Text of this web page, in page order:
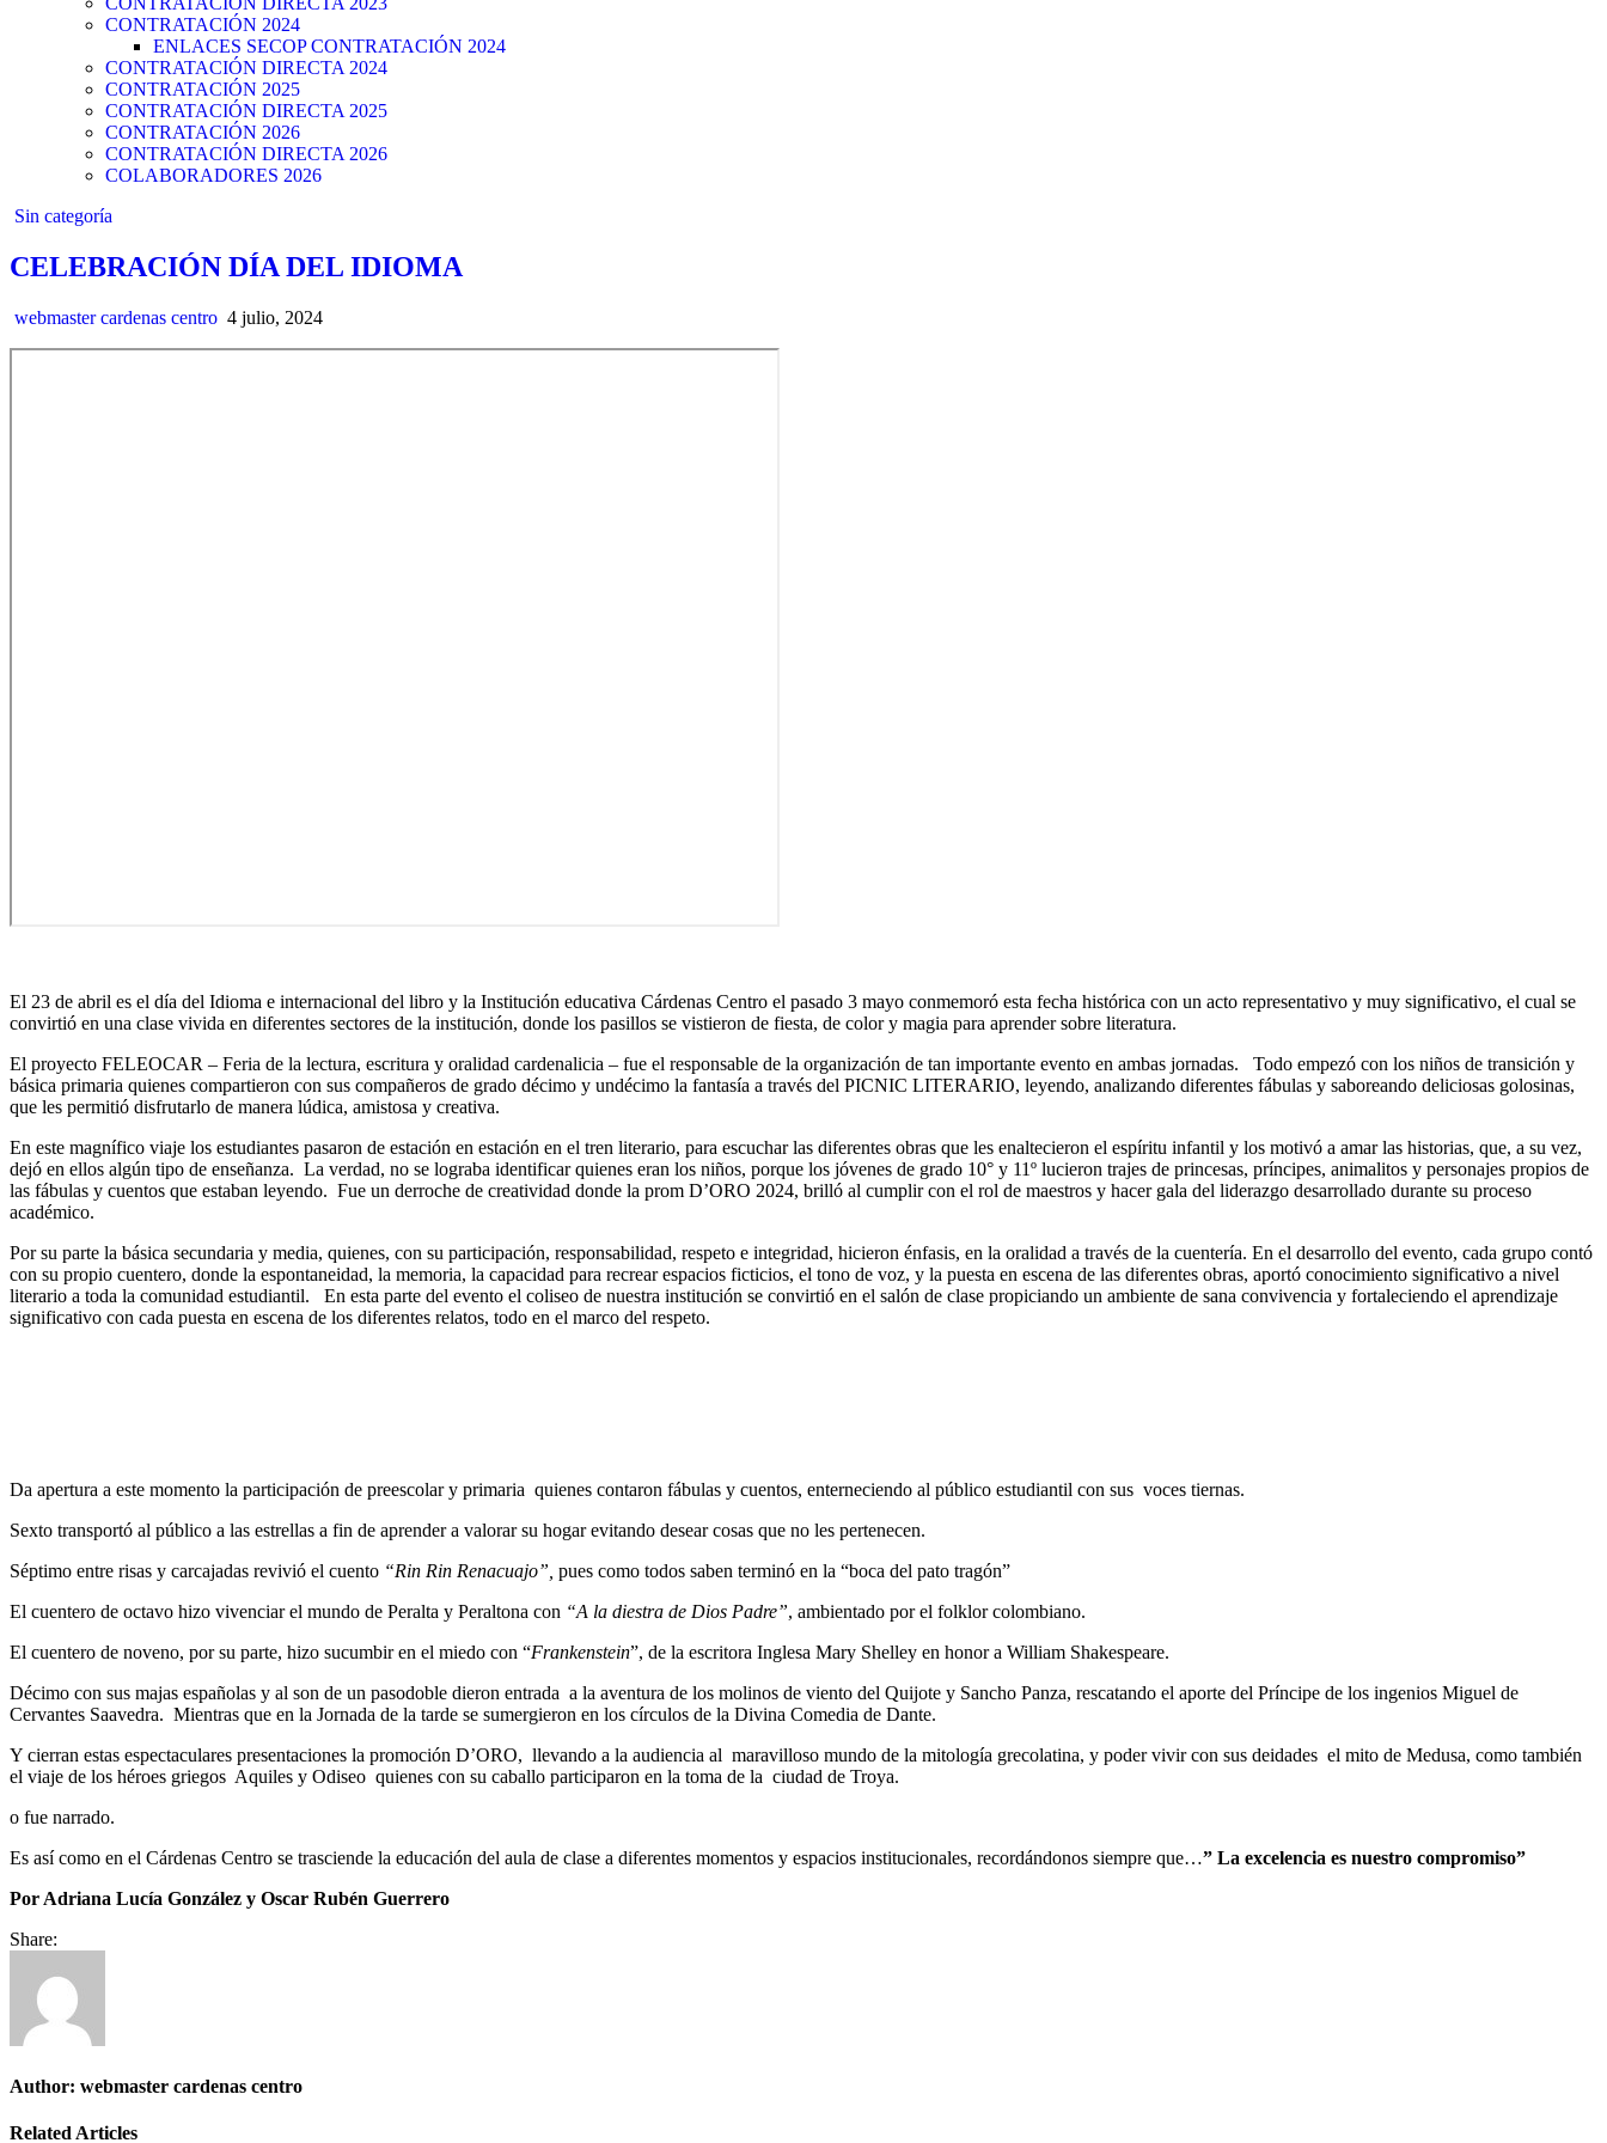
CONTRATACIÓN 2024
ENLACES SECOP CONTRATACIÓN 2024
CONTRATACIÓN DIRECTA 2024
CONTRATACIÓN 2025
CONTRATACIÓN DIRECTA 2025
CONTRATACIÓN 2026
CONTRATACIÓN DIRECTA 2026
COLABORADORES 2026
Posted
Sin categoría
CELEBRACIÓN DÍA DEL IDIOMA
webmaster cardenas centro 4 julio, 2024
El 23 de abril es el día del Idioma e internacional del libro y la Institución educativa Cárdenas Centro el pasado 3 mayo conmemoró esta fecha histórica con un acto representativo y muy significativo, el cual se
convirtió en una clase vivida en diferentes sectores de la institución, donde los pasillos se vistieron de fiesta, de color y magia para aprender sobre literatura.
El proyecto FELEOCAR – Feria de la lectura, escritura y oralidad cardenalicia – fue el responsable de la organización de tan importante evento en ambas jornadas. Todo empezó con los niños de transición y
básica primaria quienes compartieron con sus compañeros de grado décimo y undécimo la fantasía a través del PICNIC LITERARIO, leyendo, analizando diferentes fábulas y saboreando deliciosas golosinas,
que les permitió disfrutarlo de manera lúdica, amistosa y creativa.
En este magnífico viaje los estudiantes pasaron de estación en estación en el tren literario, para escuchar las diferentes obras que les enaltecieron el espíritu infantil y los motivó a amar las historias, que, a su vez,
dejó en ellos algún tipo de enseñanza. La verdad, no se lograba identificar quienes eran los niños, porque los jóvenes de grado 10° y 11º lucieron trajes de princesas, príncipes, animalitos y personajes propios de
las fábulas y cuentos que estaban leyendo. Fue un derroche de creatividad donde la prom D’ORO 2024, brilló al cumplir con el rol de maestros y hacer gala del liderazgo desarrollado durante su proceso
académico.
Por su parte la básica secundaria y media, quienes, con su participación, responsabilidad, respeto e integridad, hicieron énfasis, en la oralidad a través de la cuentería. En el desarrollo del evento, cada grupo contó
con su propio cuentero, donde la espontaneidad, la memoria, la capacidad para recrear espacios ficticios, el tono de voz, y la puesta en escena de las diferentes obras, aportó conocimiento significativo a nivel
literario a toda la comunidad estudiantil. En esta parte del evento el coliseo de nuestra institución se convirtió en el salón de clase propiciando un ambiente de sana convivencia y fortaleciendo el aprendizaje
significativo con cada puesta en escena de los diferentes relatos, todo en el marco del respeto.
Da apertura a este momento la participación de preescolar y primaria quienes contaron fábulas y cuentos, enterneciendo al público estudiantil con sus voces tiernas.
Sexto transportó al público a las estrellas a fin de aprender a valorar su hogar evitando desear cosas que no les pertenecen.
Séptimo entre risas y carcajadas revivió el cuento “Rin Rin Renacuajo”, pues como todos saben terminó en la “boca del pato tragón”
El cuentero de octavo hizo vivenciar el mundo de Peralta y Peraltona con “A la diestra de Dios Padre”, ambientado por el folklor colombiano.
El cuentero de noveno, por su parte, hizo sucumbir en el miedo con “Frankenstein”, de la escritora Inglesa Mary Shelley en honor a William Shakespeare.
Décimo con sus majas españolas y al son de un pasodoble dieron entrada a la aventura de los molinos de viento del Quijote y Sancho Panza, rescatando el aporte del Príncipe de los ingenios Miguel de
Cervantes Saavedra. Mientras que en la Jornada de la tarde se sumergieron en los círculos de la Divina Comedia de Dante.
Y cierran estas espectaculares presentaciones la promoción D’ORO, llevando a la audiencia al maravilloso mundo de la mitología grecolatina, y poder vivir con sus deidades el mito de Medusa, como también
el viaje de los héroes griegos Aquiles y Odiseo quienes con su caballo participaron en la toma de la ciudad de Troya.
o fue narrado.
Es así como en el Cárdenas Centro se trasciende la educación del aula de clase a diferentes momentos y espacios institucionales, recordándonos siempre que…” La excelencia es nuestro compromiso”
Por Adriana Lucía González y Oscar Rubén Guerrero
Share:
Author: webmaster cardenas centro
Related Articles